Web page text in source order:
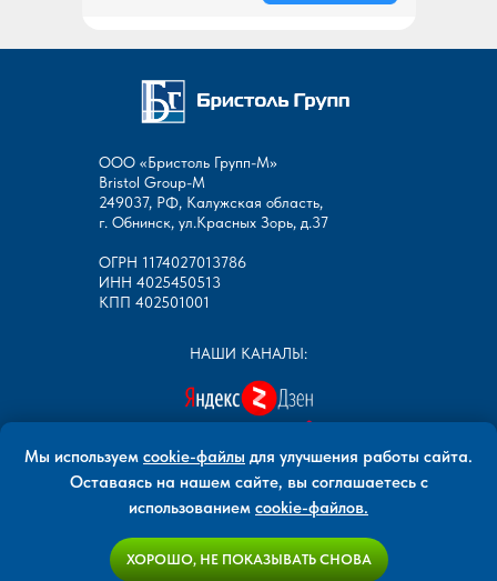
ООО «Бристоль Групп-М»
Bristol Group-М
249037, РФ, Калужская область,
г. Обнинск, ул.Красных Зорь, д.37
ОГРН 1174027013786
ИНН 4025450513
КПП 402501001
Все права защищены
НАШИ КАНАЛЫ:
www.bristolgroup.ru
Мы используем cookie-файлы для улучшения работы сайта.
Оставаясь на нашем сайте, вы соглашаетесь с
использованием cookie-файлов.
ХОРОШО, НЕ ПОКАЗЫВАТЬ СНОВА